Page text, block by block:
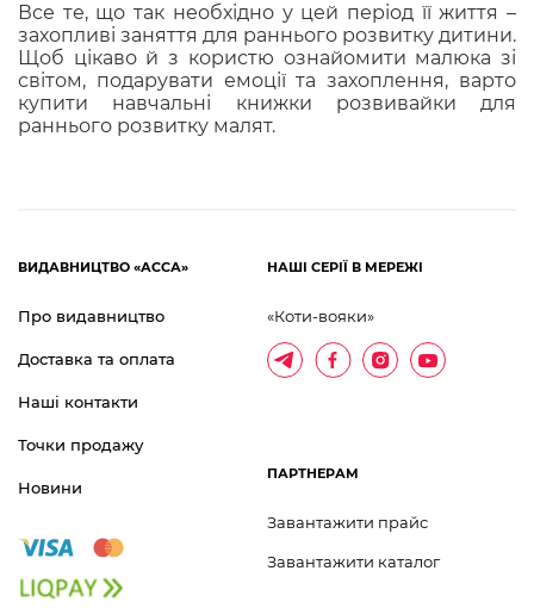
Все те, що так необхідно у цей період її життя –
захопливі заняття для раннього розвитку дитини.
Щоб цікаво й з користю ознайомити малюка зі
світом, подарувати емоції та захоплення, варто
купити навчальні книжки розвивайки для
раннього розвитку малят.
ВИДАВНИЦТВО «АССА»
Про видавництво
Доставка та оплата
Наші контакти
Точки продажу
Новини
НАШІ СЕРІЇ В МЕРЕЖІ
«Коти-вояки»
ПАРТНЕРАМ
Завантажити прайс
Завантажити каталог